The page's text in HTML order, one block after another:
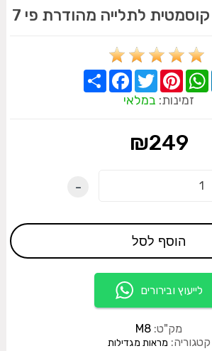
לתלייה מהודרת פי 7
Share
FacebookTwitterPinterestWhatsApp
זמינות: במלאי
₪249
-
הוסף לסל
לייעוץ ובירורים
מק"ט: M8
קטגוריה: מראות מגדילות